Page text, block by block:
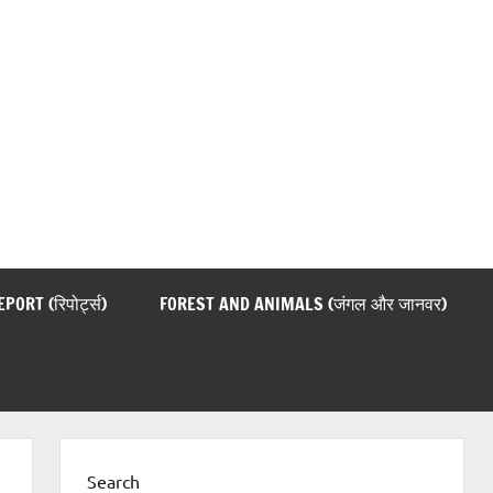
(रिपोर्ट्स) FOREST AND ANIMALS (जंगल और जानवर)
Search